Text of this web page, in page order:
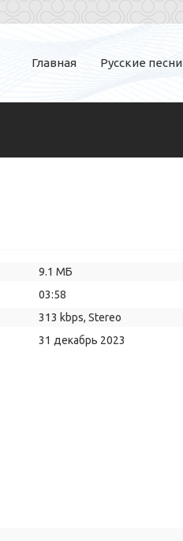
Главная Русские песни
9.1 МБ
03:58
313 kbps, Stereo
31 декабрь 2023